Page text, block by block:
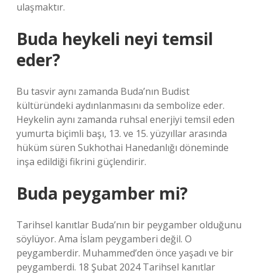
ulaşmaktır.
Buda heykeli neyi temsil
eder?
Bu tasvir aynı zamanda Buda’nın Budist
kültüründeki aydınlanmasını da sembolize eder.
Heykelin aynı zamanda ruhsal enerjiyi temsil eden
yumurta biçimli başı, 13. ve 15. yüzyıllar arasında
hüküm süren Sukhothai Hanedanlığı döneminde
inşa edildiği fikrini güçlendirir.
Buda peygamber mi?
Tarihsel kanıtlar Buda’nın bir peygamber olduğunu
söylüyor. Ama İslam peygamberi değil. O
peygamberdir. Muhammed’den önce yaşadı ve bir
peygamberdi. 18 Şubat 2024 Tarihsel kanıtlar